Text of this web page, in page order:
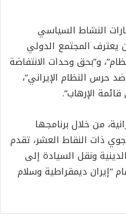
النشاط السياسي
يعترف المجتمع الدولي
و”بحق وحدات الانتفاضة
حرس النظام الإيراني”،
الإرهاب“.
من خلال برنامجها
ذات النقاط العشر، تقدم
ونقل السيادة إلى
“إيران ديمقراطية وسلام